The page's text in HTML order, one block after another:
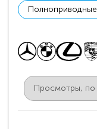
Полноприводные